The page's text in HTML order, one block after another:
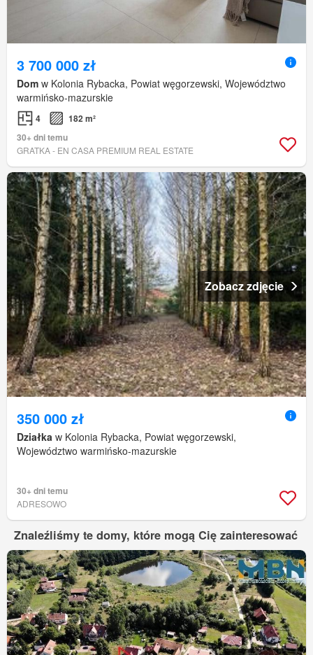
3 700 000 zł
Dom w Kolonia Rybacka, Powiat węgorzewski, Województwo
warmińsko-mazurskie
4
182 m²
30+ dni temu
GRATKA - EN CASA PREMIUM REAL ESTATE
Zobacz zdjęcie
350 000 zł
Działka w Kolonia Rybacka, Powiat węgorzewski,
Województwo warmińsko-mazurskie
30+ dni temu
ADRESOWO
Znaleźliśmy te domy, które mogą Cię zainteresować